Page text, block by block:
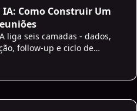
IA: Como Construir Um
liga seis camadas - dados,
follow-up e ciclo de
mais reuniões ao longo